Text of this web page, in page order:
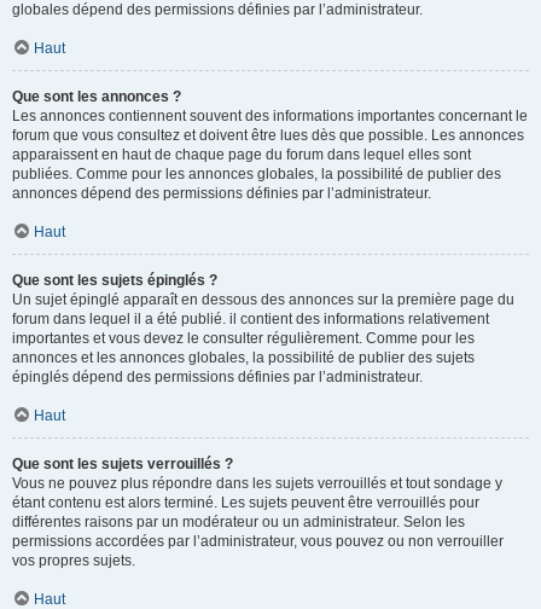
globales dépend des permissions définies par l’administrateur.
Haut
Que sont les annonces ?
Les annonces contiennent souvent des informations importantes concernant le
forum que vous consultez et doivent être lues dès que possible. Les annonces
apparaissent en haut de chaque page du forum dans lequel elles sont
publiées. Comme pour les annonces globales, la possibilité de publier des
annonces dépend des permissions définies par l’administrateur.
Haut
Que sont les sujets épinglés ?
Un sujet épinglé apparaît en dessous des annonces sur la première page du
forum dans lequel il a été publié. il contient des informations relativement
importantes et vous devez le consulter régulièrement. Comme pour les
annonces et les annonces globales, la possibilité de publier des sujets
épinglés dépend des permissions définies par l’administrateur.
Haut
Que sont les sujets verrouillés ?
Vous ne pouvez plus répondre dans les sujets verrouillés et tout sondage y
étant contenu est alors terminé. Les sujets peuvent être verrouillés pour
différentes raisons par un modérateur ou un administrateur. Selon les
permissions accordées par l’administrateur, vous pouvez ou non verrouiller
vos propres sujets.
Haut